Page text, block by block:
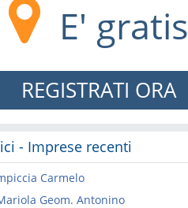
E' gratis
REGISTRATI ORA
- Imprese recenti
Carmelo
Geom. Antonino